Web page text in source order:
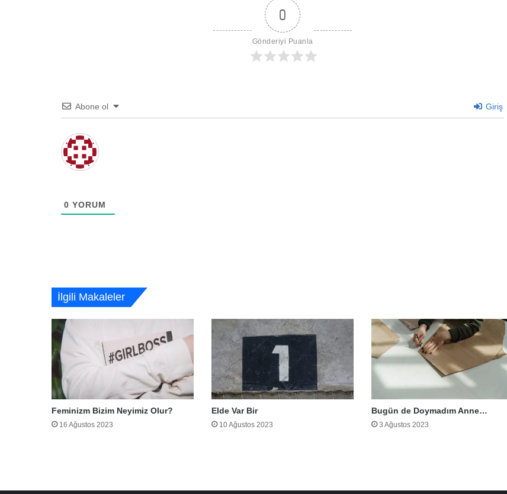
0
Gönderiyi Puanla
Abone ol Giriş
0 YORUM
İlgili Makaleler
Feminizm Bizim Neyimiz Olur?
16 Ağustos 2023
Elde Var Bir
10 Ağustos 2023
Bugün de Doymadım Anne…
3 Ağustos 2023